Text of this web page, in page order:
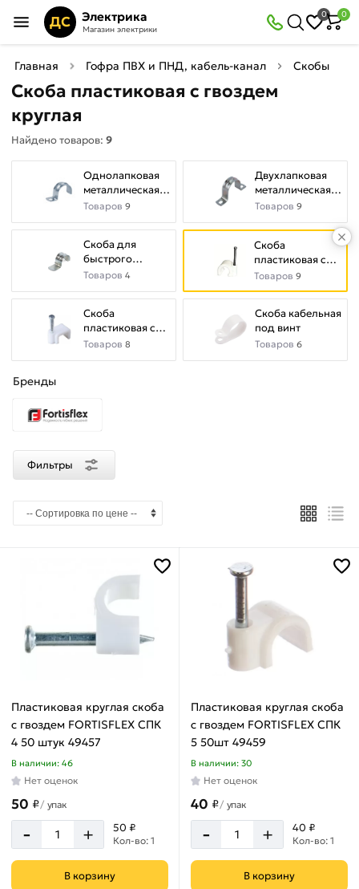
ДС Электрика
Магазин электрики
0 0
Главная Гофра ПВХ и ПНД, кабель-канал Скобы
Скоба пластиковая с гвоздем
круглая
Найдено товаров:9
Однолапковая
металлическая
скоба
Товаров 9
Двухлапковая
металлическая
скоба
Товаров 9
Скоба для
быстрого
монтажа( под
Товаров 4
Скоба
пластиковая с
гвоздем круглая
Товаров 9
Скоба
пластиковая с
гвоздем плоская
Товаров 8
Скоба кабельная
под винт
Товаров 6
Бренды
Фильтры
Фильтры
Найдено товаров:
В
наличии
Со
скидкой
Белый
Материал
полиэтилен
Max
диаметр
10
12
мм
14
мм
4
мм
Пластиковая круглая скоба
с гвоздем FORTISFLEX СПК
4 50 штук 49457
В наличии: 46
Нет оценок
50 ₽/ упак
- + 50 ₽
Кол-во: 1
В корзину
Пластиковая круглая скоба
с гвоздем FORTISFLEX СПК
5 50шт 49459
В наличии: 30
Нет оценок
40 ₽/ упак
- + 40 ₽
Кол-во: 1
В корзину